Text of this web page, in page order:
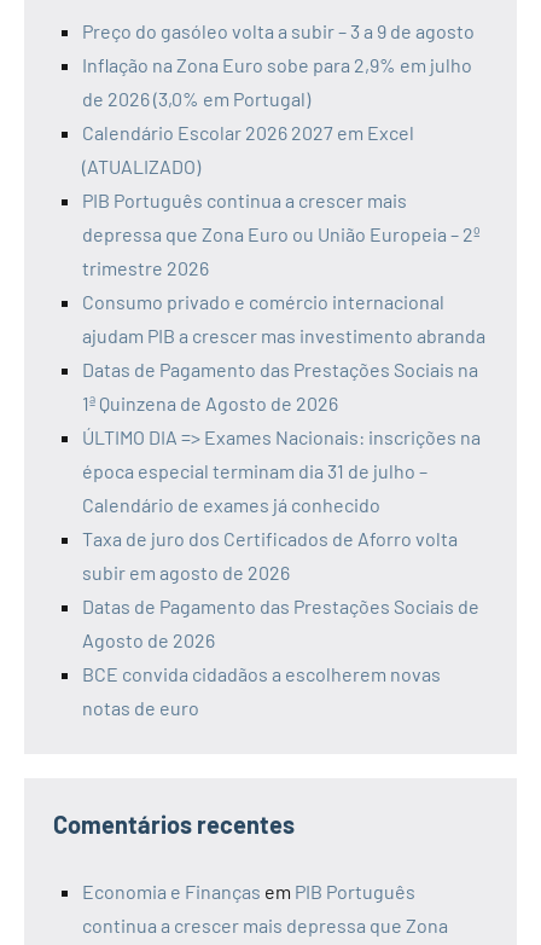
Preço do gasóleo volta a subir – 3 a 9 de agosto
Inflação na Zona Euro sobe para 2,9% em julho
de 2026 (3,0% em Portugal)
Calendário Escolar 2026 2027 em Excel
(ATUALIZADO)
PIB Português continua a crescer mais
depressa que Zona Euro ou União Europeia – 2º
trimestre 2026
Consumo privado e comércio internacional
ajudam PIB a crescer mas investimento abranda
Datas de Pagamento das Prestações Sociais na
1ª Quinzena de Agosto de 2026
ÚLTIMO DIA => Exames Nacionais: inscrições na
época especial terminam dia 31 de julho –
Calendário de exames já conhecido
Taxa de juro dos Certificados de Aforro volta
subir em agosto de 2026
Datas de Pagamento das Prestações Sociais de
Agosto de 2026
BCE convida cidadãos a escolherem novas
notas de euro
Comentários recentes
Economia e Finanças em PIB Português
continua a crescer mais depressa que Zona